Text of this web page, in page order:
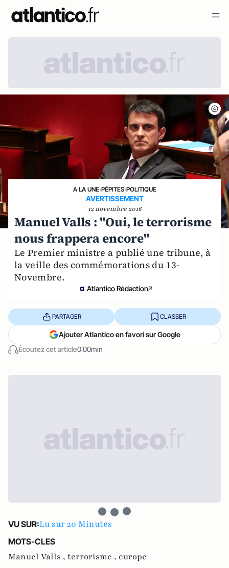
A LA UNE›PÉPITES›POLITIQUE
AVERTISSEMENT
12 novembre 2016
Manuel Valls : "Oui, le terrorisme
nous frappera encore"
Le Premier ministre a publié une tribune, à
la veille des commémorations du 13-
Novembre.
Atlantico Rédaction
Écoutez cet article0:00min
PARTAGER CLASSER
Ajouter Atlantico en favori sur Google
VU SUR:Lu sur 20 Minutes
MOTS-CLES
Manuel Valls , terrorisme , europe